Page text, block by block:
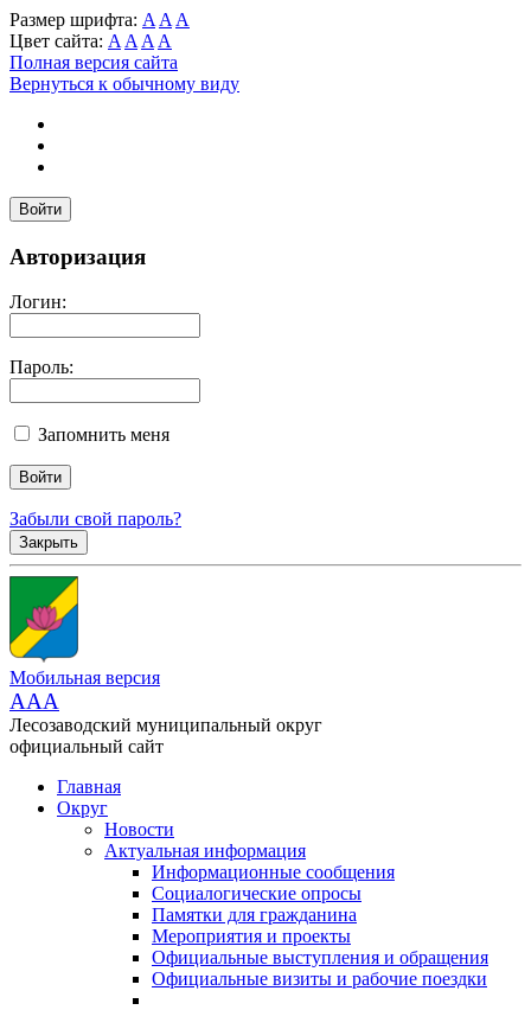
Размер шрифта: A A A
Цвет сайта: A A A A
Полная версия сайта
Вернуться к обычному виду
Войти
Авторизация
Логин:
Пароль:
Запомнить меня
Забыли свой пароль?
Закрыть
Мобильная версия
AAA
Лесозаводский муниципальный округ
официальный сайт
Главная
Округ
Новости
Актуальная информация
Информационные сообщения
Социалогические опросы
Памятки для гражданина
Мероприятия и проекты
Официальные выступления и обращения
Официальные визиты и рабочие поездки